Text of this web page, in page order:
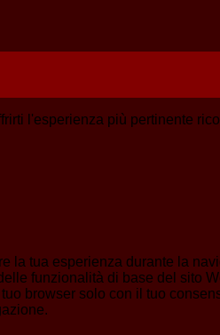
l'esperienza più pertinente
la tua esperienza durante la
funzionalità di base del sito
browser solo con il tuo